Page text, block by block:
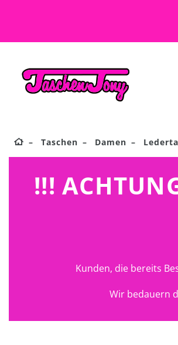
Taschen Damen
!!!
Kunden, die bereits
Wir bedauern